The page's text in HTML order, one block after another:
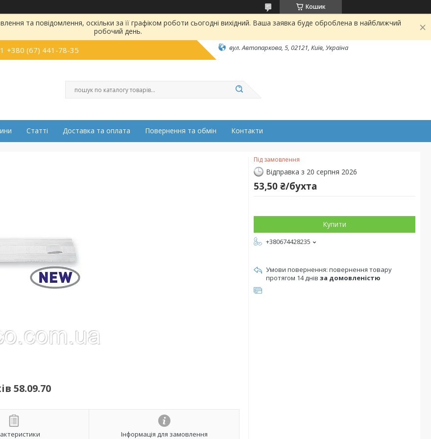
Кошик
та повідомлення, оскільки за її графіком роботи сьогодні вихідний. Ваша заявка буде оброблена в найближчий
робочий день.
+380 (67) 441-78-35 вул. Автопаркова, 5, 02121, Київ, Україна
Статті Доставка та оплата Повернення та обмін Контакти
58.09.70
Інформація для замовлення
Під замовлення
Відправка з 20 серпня 2026
53,50 ₴/бухта
Купити
+380674428235
повернення товару
протягом 14 днів за домовленістю